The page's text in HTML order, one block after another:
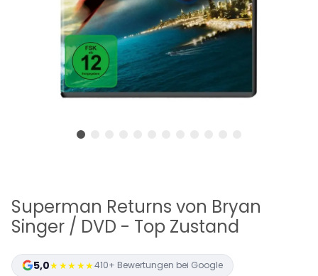
Superman Returns von Bryan
Singer / DVD - Top Zustand
5,0★★★★★410+ Bewertungen bei Google